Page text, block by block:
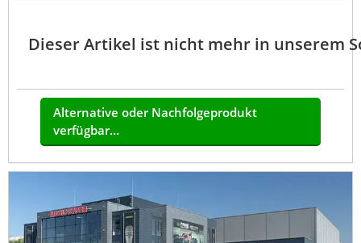
Dieser Artikel ist nicht mehr in unserem
Alternative oder Nachfolgeprodukt
verfügbar...